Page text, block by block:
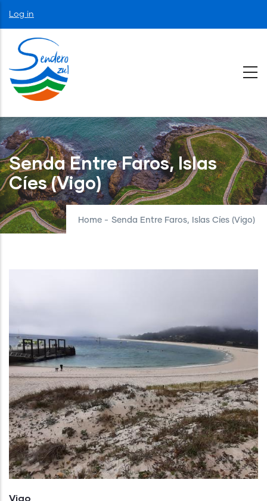
Skip
to
main
content
User
account
menu
Log in
Senda Entre Faros, Islas
Cíes (Vigo)
Home - Senda Entre Faros, Islas Cíes (Vigo)
Vigo